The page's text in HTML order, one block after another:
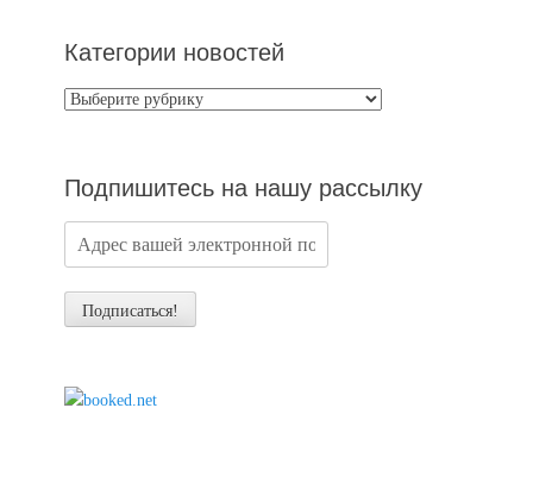
Категории новостей
Категории
Подпишитесь на нашу рассылку